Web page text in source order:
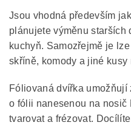
Jsou vhodná především
plánujete výměnu starších
kuchyň. Samozřejmě je
skříně, komody a jiné kusy
Fóliovaná dvířka umožňují
o fólii nanesenou na nosič
tvarovat a frézovat.